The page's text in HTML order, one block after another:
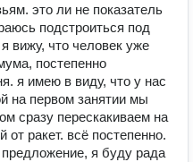
это ли не показатель
подстроиться под
вижу, что человек уже
постепенно
я имею в виду, что у нас
на первом занятии мы
сразу перескакиваем на
от ракет. всё постепенно.
я буду рада